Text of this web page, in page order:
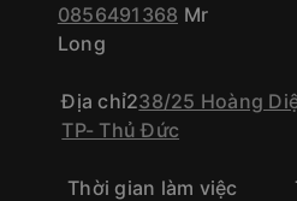
0856491368 Mr
Long
Địa chỉ238/25 Hoàng
TP- Thủ Đức
Thời gian làm việc